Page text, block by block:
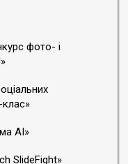
фото- і
клас»
АІ»
SlideFight»